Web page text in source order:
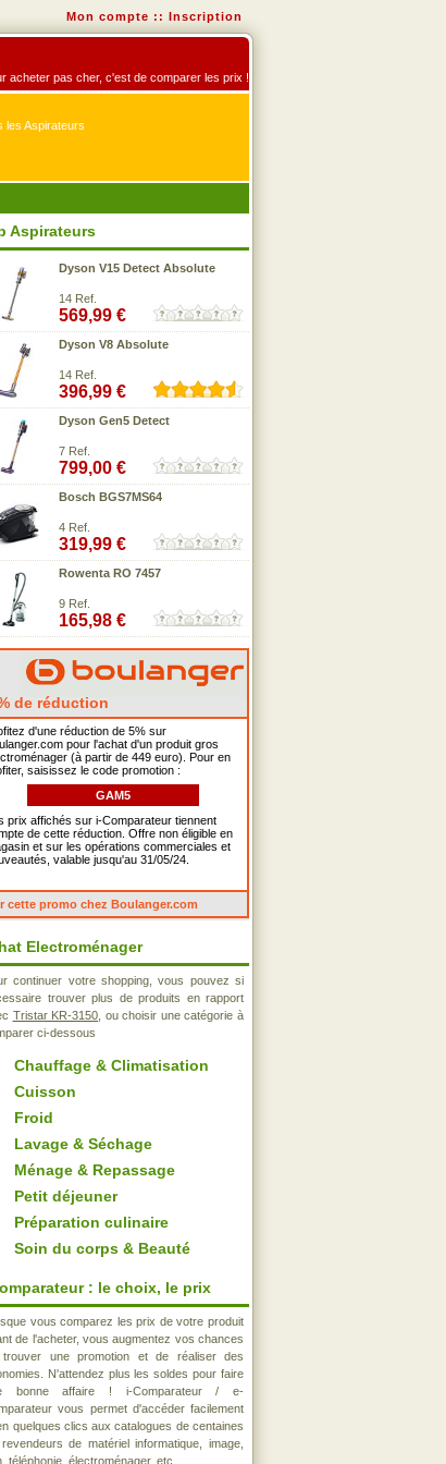
Mon compte :: Inscription
acheter pas cher, c'est de comparer les prix !
les Aspirateurs
Aspirateurs
Dyson V15 Detect Absolute
14 Ref.
569,99 €
Dyson V8 Absolute
14 Ref.
396,99 €
Dyson Gen5 Detect
7 Ref.
799,00 €
Bosch BGS7MS64
4 Ref.
319,99 €
Rowenta RO 7457
9 Ref.
165,98 €
de réduction
d'une réduction de 5% sur
pour l'achat d'un produit gros
(à partir de 449 euro). Pour en
saisissez le code promotion :
GAM5
prix affichés sur i-Comparateur tiennent
de cette réduction. Offre non éligible en
et sur les opérations commerciales et
valable jusqu'au 31/05/24.
cette promo chez Boulanger.com
Electroménager
continuer votre shopping, vous pouvez si
trouver plus de produits en rapport
Tristar KR-3150 , ou choisir une catégorie à
ci-dessous
Chauffage & Climatisation
Cuisson
Froid
Lavage & Séchage
Ménage & Repassage
Petit déjeuner
Préparation culinaire
Soin du corps & Beauté
: le choix, le prix
vous comparez les prix de votre produit
de l'acheter, vous augmentez vos chances
une promotion et de réaliser des
N'attendez plus les soldes pour faire
bonne affaire ! i-Comparateur / e-
vous permet d'accéder facilement
quelques clics aux catalogues de centaines
de matériel informatique, image,
téléphonie, électroménager, etc..